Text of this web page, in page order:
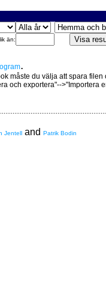
än:
.
måste du välja att spara filen
och exportera"-->"Importera
Jentell and Patrik Bodin